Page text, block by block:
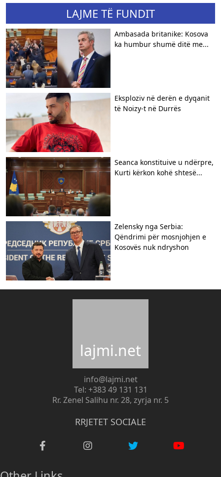
LAJME TË FUNDIT
Ambasada britanike: Kosova
ka humbur shumë ditë me...
Eksploziv në derën e dyqanit
të Noizy-t në Durrës
Seanca konstituive u ndërpre,
Kurti kërkon kohë shtesë...
Zelensky nga Serbia:
Qëndrimi për mosnjohjen e
Kosovës nuk ndryshon
lajmi.net
info@lajmi.net
Tel: +383 49 131 131
Rr. Zenel Salihu nr. 28, zyrja nr. 5
RRJETET SOCIALE